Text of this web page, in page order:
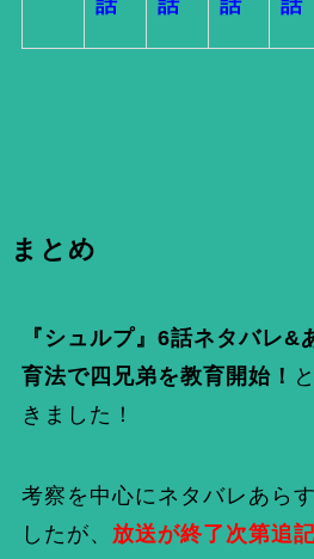
まとめ
『シュルプ』6話ネタバレ&
育法で四兄弟を教育開始！
きました！
考察を中心にネタバレあら
したが、 放送が終了次第追